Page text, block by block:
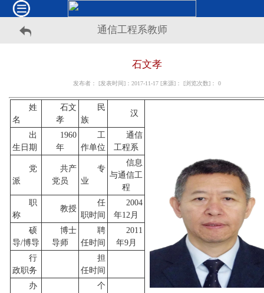
通信工程系教师
石文孝
发布者： [发表时间]：2017-11-17 [来源]： [浏览次数]： 0
姓
名
石文
孝
民
族
汉
出
生日期
1960
年
工
作单位
通信
工程系
党
派
共产
党员
专
业
信息
与通信工
程
职
称
教授
任
职时间
2004
年12月
硕
导/博导
博士
导师
聘
任时间
2011
年9月
行
政职务
担
任时间
办
个